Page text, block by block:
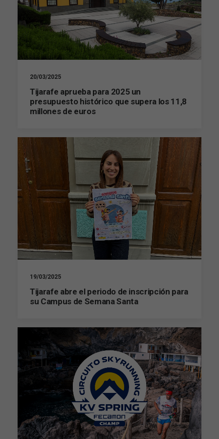
20/03/2025
Tijarafe aprueba para 2025 un
presupuesto histórico que supera los 11,8
millones de euros
19/03/2025
Tijarafe abre el periodo de inscripción para
su Campus de Semana Santa
Necesarias
Estas
cookies no
son
opcionales.
Son
necesarias
para que
funcione la
web.